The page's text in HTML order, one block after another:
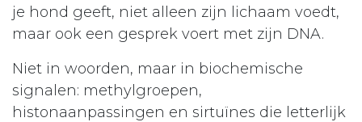
je hond geeft, niet alleen zijn lichaam voedt,
maar ook een gesprek voert met zijn DNA.
Niet in woorden, maar in biochemische
signalen: methylgroepen,
histonaanpassingen en sirtuïnes die letterlijk